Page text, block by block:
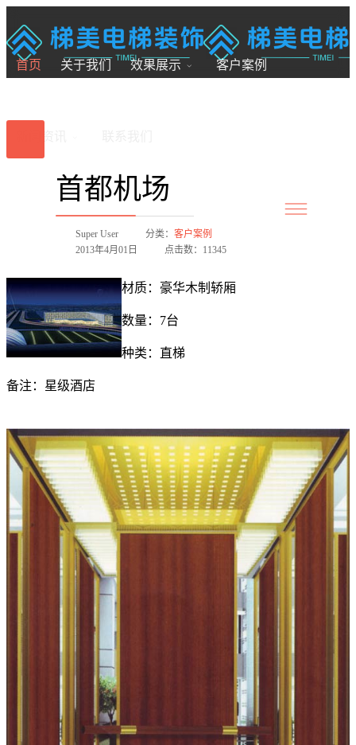
首页 关于我们 效果展示 客户案例
首都机场
Super User 分类： 客户案例
2013年4月01日
点击数：11345
材质：豪华木制轿厢
数量：7台
种类：直梯
备注：星级酒店